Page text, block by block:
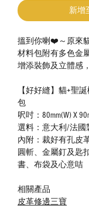
新增
搵到你喇❤️～原來
材料包附有多色金
增添裝飾及立體感，
【好好縫】貓+聖
包
呎吋：80mm(W) X
選料：意大利/法國
內附：裁好有孔皮
圓斬、金屬釘及匙
書、布袋及心意咭
相關產品
皮革修邊三寶